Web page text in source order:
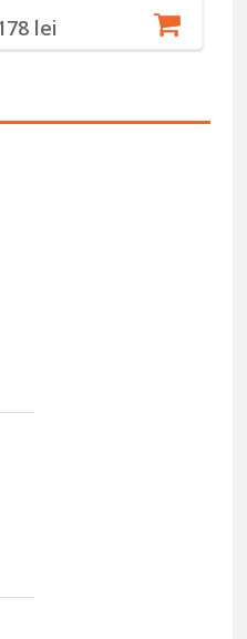
lei